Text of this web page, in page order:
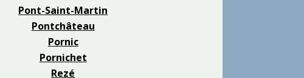
Pont-Saint-Martin
Pontchâteau
Pornic
Pornichet
Rezé